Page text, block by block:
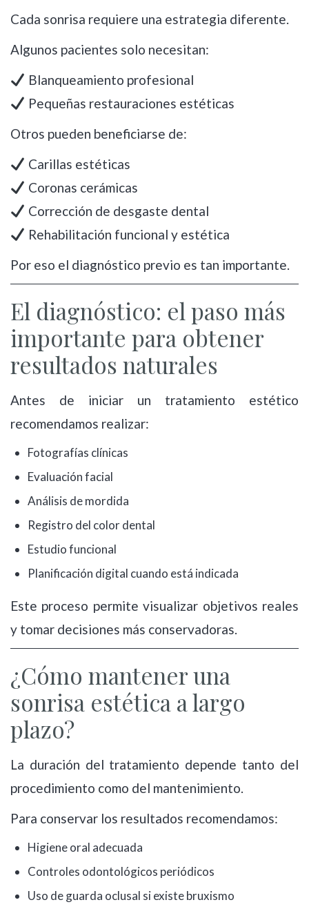
Cada sonrisa requiere una estrategia diferente.
Algunos pacientes solo necesitan:
Blanqueamiento profesional
Pequeñas restauraciones estéticas
Otros pueden beneficiarse de:
Carillas estéticas
Coronas cerámicas
Corrección de desgaste dental
Rehabilitación funcional y estética
Por eso el diagnóstico previo es tan importante.
El diagnóstico: el paso más
importante para obtener
resultados naturales
Antes de iniciar un tratamiento estético
recomendamos realizar:
Fotografías clínicas
Evaluación facial
Análisis de mordida
Registro del color dental
Estudio funcional
Planificación digital cuando está indicada
Este proceso permite visualizar objetivos reales
y tomar decisiones más conservadoras.
¿Cómo mantener una
sonrisa estética a largo
plazo?
La duración del tratamiento depende tanto del
procedimiento como del mantenimiento.
Para conservar los resultados recomendamos:
Higiene oral adecuada
Controles odontológicos periódicos
Uso de guarda oclusal si existe bruxismo